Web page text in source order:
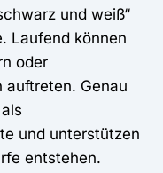
und weiß“
Laufend können
oder
auftreten. Genau
und unterstützen
entstehen.